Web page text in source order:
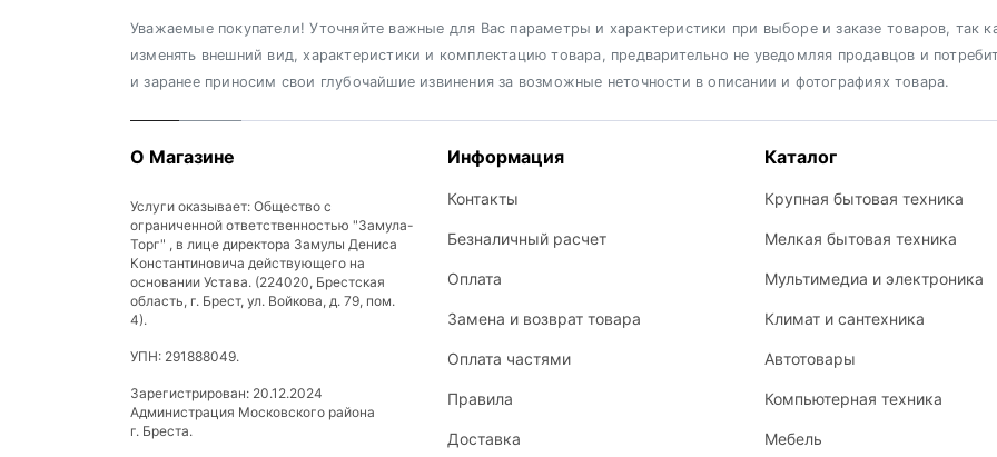
Уважаемые покупатели! Уточняйте важные для Вас параметры и характеристики при выборе и заказе товаров, так
изменять внешний вид, характеристики и комплектацию товара, предварительно не уведомляя продавцов и
и заранее приносим свои глубочайшие извинения за возможные неточности в описании и фотографиях товара.
О Магазине
Услуги оказывает: Общество с
ограниченной ответственностью "Замула-
Торг" , в лице директора Замулы Дениса
Константиновича действующего на
основании Устава. (224020, Брестская
область, г. Брест, ул. Войкова, д. 79, пом.
4).
УПН: 291888049.
Зарегистрирован: 20.12.2024
Администрация Московского района
г. Бреста.
Информация
Контакты
Безналичный расчет
Оплата
Замена и возврат товара
Оплата частями
Правила
Доставка
Каталог
Крупная бытовая техника
Мелкая бытовая техника
Мультимедиа и электроника
Климат и сантехника
Автотовары
Компьютерная техника
Мебель